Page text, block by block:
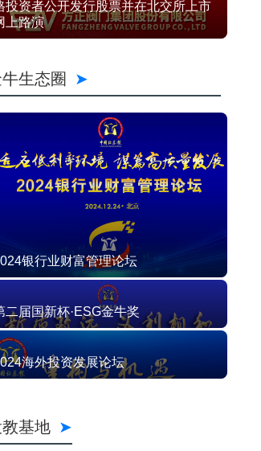
投资者公开发行股票并在北交所上市
上路演
生态圈
银行业财富管理论坛
二届国新杯·ESG金牛奖
海外投资发展论坛
基地